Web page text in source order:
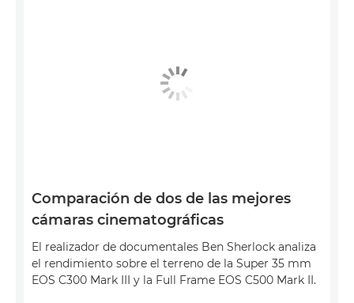
Comparación de dos de las mejores
cámaras cinematográficas
El realizador de documentales Ben Sherlock analiza
el rendimiento sobre el terreno de la Super 35 mm
EOS C300 Mark III y la Full Frame EOS C500 Mark II.